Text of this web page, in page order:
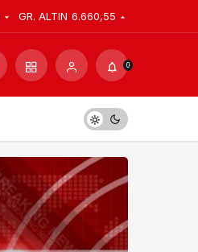
GR. ALTIN 6.660,55
0